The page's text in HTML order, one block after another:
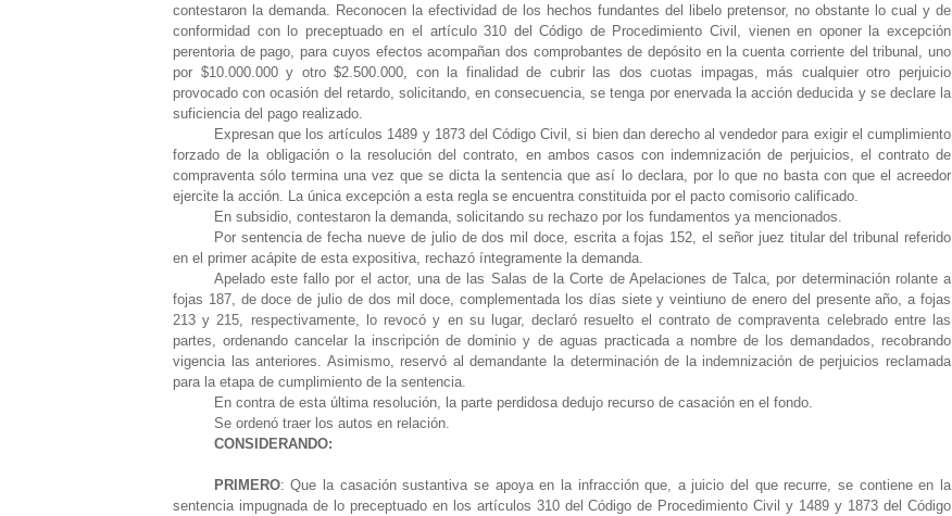
contestaron la demanda. Reconocen la efectividad de los hechos fundantes del libelo pretensor, no obstante lo cual y de
conformidad con lo preceptuado en el artículo 310 del Código de Procedimiento Civil, vienen en oponer la excepción
perentoria de pago, para cuyos efectos acompañan dos comprobantes de depósito en la cuenta corriente del tribunal, uno
por $10.000.000 y otro $2.500.000, con la finalidad de cubrir las dos cuotas impagas, más cualquier otro perjuicio
provocado con ocasión del retardo, solicitando, en consecuencia, se tenga por enervada la acción deducida y se declare la
suficiencia del pago realizado.
Expresan que los artículos 1489 y 1873 del Código Civil, si bien dan derecho al vendedor para exigir el cumplimiento
forzado de la obligación o la resolución del contrato, en ambos casos con indemnización de perjuicios, el contrato de
compraventa sólo termina una vez que se dicta la sentencia que así lo declara, por lo que no basta con que el acreedor
ejercite la acción. La única excepción a esta regla se encuentra constituida por el pacto comisorio calificado.
En subsidio, contestaron la demanda, solicitando su rechazo por los fundamentos ya mencionados.
Por sentencia de fecha nueve de julio de dos mil doce, escrita a fojas 152, el señor juez titular del tribunal referido
en el primer acápite de esta expositiva, rechazó íntegramente la demanda.
Apelado este fallo por el actor, una de las Salas de la Corte de Apelaciones de Talca, por determinación rolante a
fojas 187, de doce de julio de dos mil doce, complementada los días siete y veintiuno de enero del presente año, a fojas
213 y 215, respectivamente, lo revocó y en su lugar, declaró resuelto el contrato de compraventa celebrado entre las
partes, ordenando cancelar la inscripción de dominio y de aguas practicada a nombre de los demandados, recobrando
vigencia las anteriores. Asimismo, reservó al demandante la determinación de la indemnización de perjuicios reclamada
para la etapa de cumplimiento de la sentencia.
En contra de esta última resolución, la parte perdidosa dedujo recurso de casación en el fondo.
Se ordenó traer los autos en relación.
CONSIDERANDO:
PRIMERO: Que la casación sustantiva se apoya en la infracción que, a juicio del que recurre, se contiene en la
sentencia impugnada de lo preceptuado en los artículos 310 del Código de Procedimiento Civil y 1489 y 1873 del Código